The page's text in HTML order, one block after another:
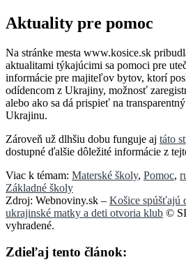
Aktuality pre pomoc
Na stránke mesta www.kosice.sk
aktualitami týkajúcimi sa pomoci pre
informácie pre majiteľov bytov, ktorí
odídencom z Ukrajiny, možnosť
alebo ako sa dá prispieť na
Ukrajinu.
Zároveň už dlhšiu dobu funguje aj táto
dostupné ďalšie dôležité informácie z
Viac k témam: Materské školy, Pomoc,
Základné školy
Zdroj: Webnoviny.sk – Košice spúšťajú
ukrajinské matky a deti otvoria klub ©
vyhradené.
Zdieľaj tento článok: